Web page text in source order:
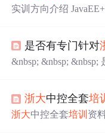
程，方便查找与使用
实训方向介绍 JavaEE+(金融、电信、电力、电子商务、移
准SQLCore
criptAJAXServlet/JSP
是否有专门针对
&nbsp; &nbsp; &nbsp;
的，因为目前绝大多
这样对于市场来说才
浙大中控全套培
浙大中控全套培训 资